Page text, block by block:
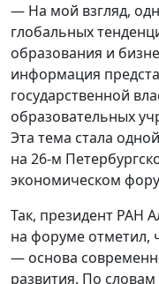
— На мой взгляд,
глобальных
образования и
информация
государственной
образовательных
Эта тема стала
на 26-м
экономическом
Так, президент РАН
на форуме отметил,
— основа
развития. По